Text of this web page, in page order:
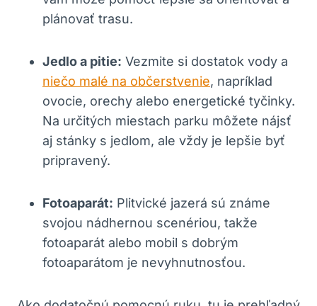
plánovať ⁤trasu.
Jedlo a pitie: Vezmite si dostatok vody a⁢
niečo malé na občerstvenie, napríklad
ovocie, orechy alebo energetické tyčinky.
Na ⁤určitých miestach parku môžete nájsť
aj stánky‌ s‍ jedlom, ale vždy ‌je​ lepšie ⁣byť
pripravený.
Fotoaparát: Plitvické jazerá⁢ sú známe
svojou nádhernou scenériou, takže
fotoaparát ‍alebo ​mobil s dobrým
fotoaparátom je nevyhnutnosťou.